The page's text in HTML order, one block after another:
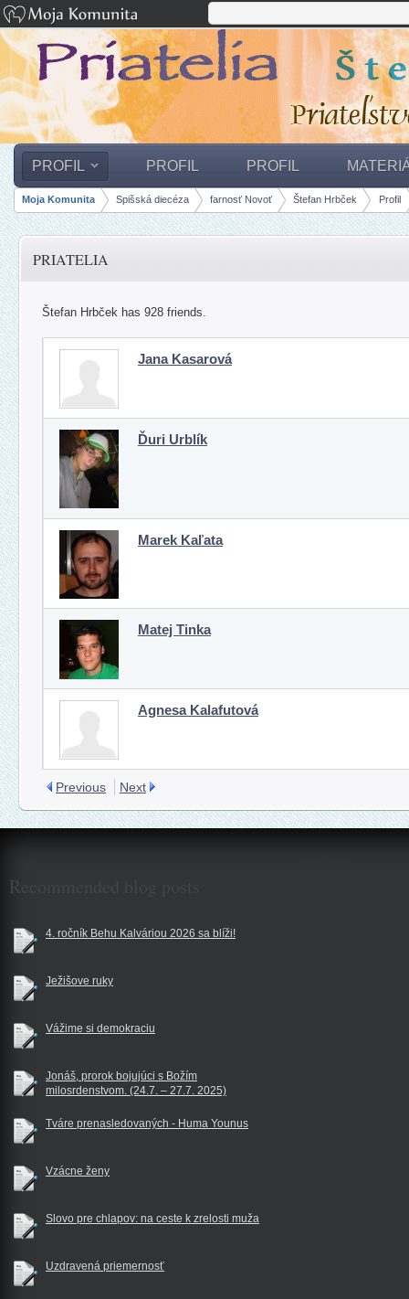
PROFIL PROFIL PROFIL
Breadcrumbs
Moja Komunita Spišská diecéza farnosť Novoť Štefan Hrbček Profil
PRIATELIA
Štefan Hrbček has 928 friends.
Jana Kasarová
Ďuri Urblík
Marek Kaľata
Matej Tinka
Agnesa Kalafutová
Previous Next
Recommended blog posts
4. ročník Behu Kalváriou 2026 sa blíži!
Ježišove ruky
Vážime si demokraciu
Jonáš, prorok bojujúci s Božím
milosrdenstvom. (24.7. – 27.7. 2025)
Tváre prenasledovaných - Huma Younus
Vzácne ženy
Slovo pre chlapov: na ceste k zrelosti muža
Uzdravená priemernosť